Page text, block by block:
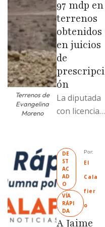
Terrenos de
Evangelina
Moreno
97 mdp en
terrenos
obtenidos
en juicios
de
prescripci
ón
La diputada
con licencia
antecedente
s de
prescripción
positiva; uno
fue
revendido
DE
ST
AC
AD
O
VÍA
RÁPI
DA
Por:
El
Cala
fier
o
A Jaime